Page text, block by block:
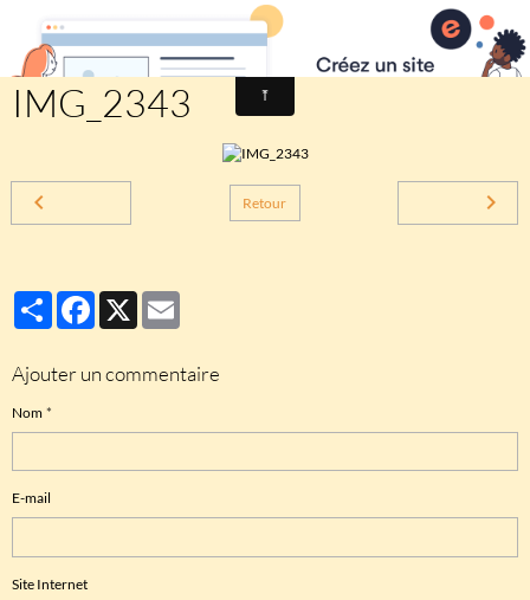
Comité des fêtes de CHEUX
IMG_2343
Retour
PartagerFacebook
X
Ajouter un commentaire
Nom
E-mail
Site Internet